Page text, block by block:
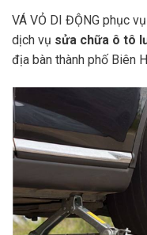
VÁ VỎ DI ĐỘNG phục
dịch vụ sửa chữa ô tô
địa bàn thành phố Biên